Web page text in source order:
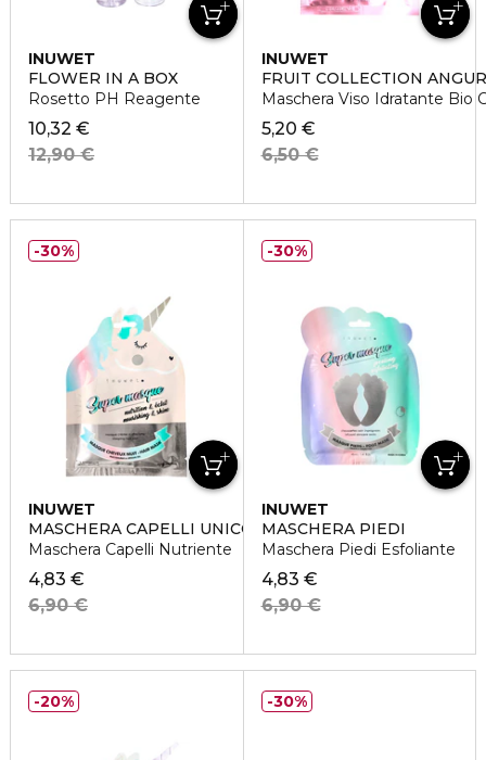
INUWET
FLOWER IN A BOX
Rosetto PH Reagente
10,32 €
12,90 €
INUWET
FRUIT COLLECTION
Maschera Viso Idratante Bio
5,20 €
6,50 €
INUWET
MASCHERA CAPELLI UNICORNO
Maschera Capelli Nutriente
4,83 €
6,90 €
30%
INUWET
MASCHERA PIEDI
Maschera Piedi Esfoliante
4,83 €
6,90 €
30%
20% 30%